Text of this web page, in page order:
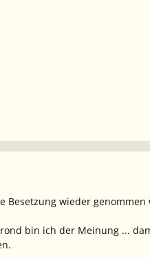
Besetzung wieder genommen
bin ich der Meinung ...